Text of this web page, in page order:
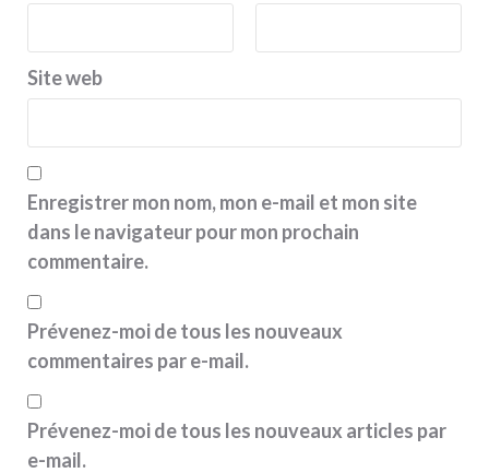
Site web
Enregistrer mon nom, mon e-mail et mon site
dans le navigateur pour mon prochain
commentaire.
Prévenez-moi de tous les nouveaux
commentaires par e-mail.
Prévenez-moi de tous les nouveaux articles par
e-mail.